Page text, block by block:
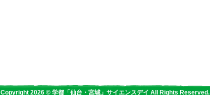
Copyright 2026 © 学都「仙台・宮城」サイエンスデイ All Rights Reserved.